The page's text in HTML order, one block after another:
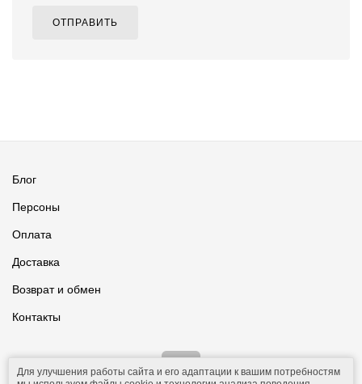
ОТПРАВИТЬ
Блог
Персоны
Оплата
Доставка
Возврат и обмен
Контакты
Для улучшения работы сайта и его адаптации к вашим потребностям